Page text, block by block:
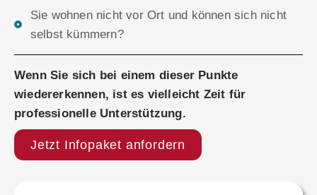
Sie wohnen nicht vor Ort und können sich nicht
selbst kümmern?
Wenn Sie sich bei einem dieser Punkte
wiedererkennen, ist es vielleicht Zeit für
professionelle Unterstützung.
Jetzt Infopaket anfordern